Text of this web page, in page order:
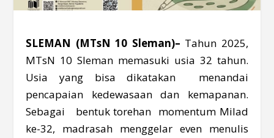
SLEMAN (MTsN 10 Sleman)– Tahun 2025,
MTsN 10 Sleman memasuki usia 32 tahun.
Usia yang bisa dikatakan menandai
pencapaian kedewasaan dan kemapanan.
Sebagai bentuk torehan momentum Milad
ke-32, madrasah menggelar even menulis